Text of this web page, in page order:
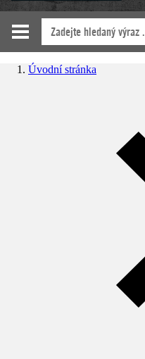
Úvodní stránka